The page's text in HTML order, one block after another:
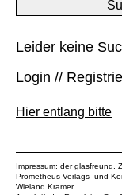
Leider keine
Login //
Hier entlang bitte
Impressum: der glasfreund.
Prometheus Verlags- und
Wieland Kramer.